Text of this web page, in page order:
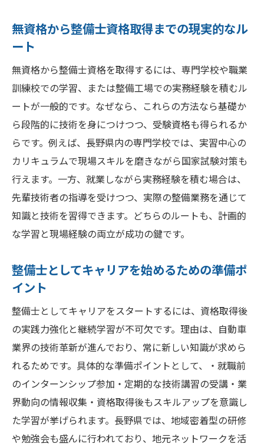
働きながら整備士資格取得を目指すスケジ
整備士資格取得に役立つ夜間や通信講座の
活用法
現場経験を活かした整備士資格試験の攻略
法
資格取得を支援する企業や公的機関の制度
紹介
整備士資格取得後のキャリアアップ事例を
紹介
仕事と資格勉強を両立させるためのコツと
工夫
キャリアアップへつながる整備士資格の活用術
資格取得後のスキルアップ方法と専門分野
の選択
整備士資格を活かした就職・転職活動の進
め方
地域の需要に応じた整備士キャリアの広げ
方
整備士資格保有者が活躍する業界の最新動
無資格から整備士資格取得までの現実的なル
ート
無資格から整備士資格を取得するには、専門学校や職業
訓練校での学習、または整備工場での実務経験を積むル
ートが一般的です。なぜなら、これらの方法なら基礎か
ら段階的に技術を身につけつつ、受験資格も得られるか
らです。例えば、長野県内の専門学校では、実習中心の
カリキュラムで現場スキルを磨きながら国家試験対策も
行えます。一方、就業しながら実務経験を積む場合は、
先輩技術者の指導を受けつつ、実際の整備業務を通じて
知識と技術を習得できます。どちらのルートも、計画的
な学習と現場経験の両立が成功の鍵です。
整備士としてキャリアを始めるための準備ポ
イント
整備士としてキャリアをスタートするには、資格取得後
の実践力強化と継続学習が不可欠です。理由は、自動車
業界の技術革新が進んでおり、常に新しい知識が求めら
れるためです。具体的な準備ポイントとして、・就職前
のインターンシップ参加・定期的な技術講習の受講・業
界動向の情報収集・資格取得後もスキルアップを意識し
た学習が挙げられます。長野県では、地域密着型の研修
や勉強会も盛んに行われており、地元ネットワークを活